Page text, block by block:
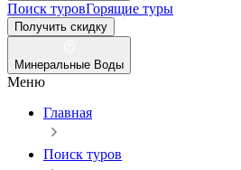
Поиск туровГорящие туры
Получить скидку
Минеральные Воды
Меню
Главная
Поиск туров